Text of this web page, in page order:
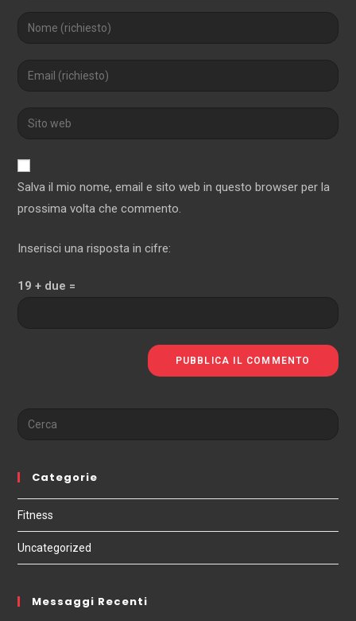
Salva il mio nome, email e sito web in questo browser per la
prossima volta che commento.
Inserisci una risposta in cifre:
19 + due =
Categorie
Fitness
Uncategorized
Messaggi Recenti